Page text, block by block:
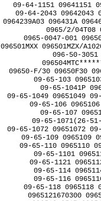
09-64-1151 09641151
09-64-2043 09642043
0964239A03 096431A
0965/2/04T08
0965-0047-001
096501MXX 096501MZX/
096-50-3051
09650-F/30 09650F30
09-65-103
09-65-1041P
09-65-1049 09651049
09-65-106 0965106
09-65-107
09-65-1071(26-
09-65-1072 09651072
09-65-109 0965109
09-65-110 0965110
09-65-1101
09-65-1121
09-65-114
09-65-116
09-65-118 0965118
0965121670300